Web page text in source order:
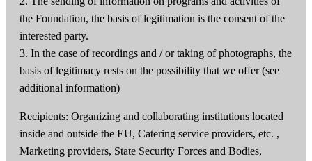
the Foundation, the basis of legitimation is the consent of the
interested party.
3. In the case of recordings and / or taking of photographs, the
basis of legitimacy rests on the possibility that we offer (see
additional information)
Recipients: Organizing and collaborating institutions located
inside and outside the EU, Catering service providers, etc. ,
Marketing providers, State Security Forces and Bodies,